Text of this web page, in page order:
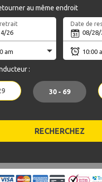
au même endroit
Date de
:
30 - 69
RECHERCHEZ